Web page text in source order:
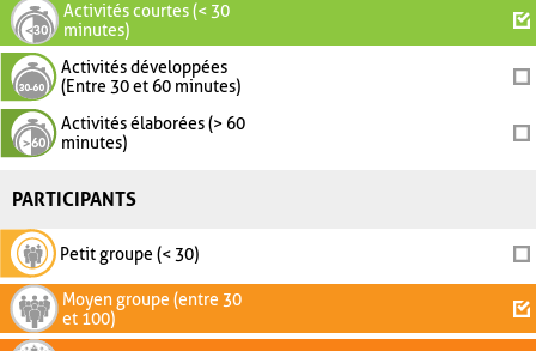
Activités courtes (< 30
minutes)
Activités développées
(Entre 30 et 60 minutes)
Activités élaborées (> 60
minutes)
PARTICIPANTS
Petit groupe (< 30)
Moyen groupe (entre 30
et 100)